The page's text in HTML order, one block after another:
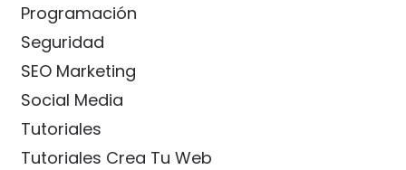
Programación
Seguridad
SEO Marketing
Social Media
Tutoriales
Tutoriales Crea Tu Web